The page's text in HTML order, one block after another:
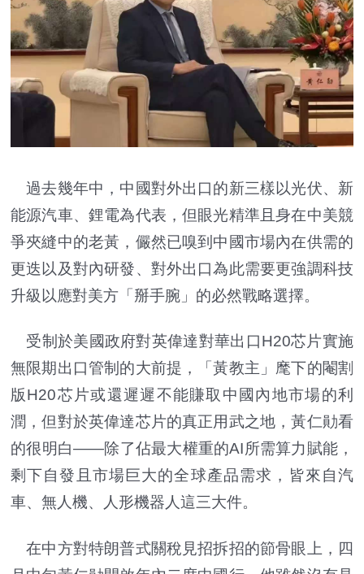
過去幾年中，中國對外出口的新三樣以光伏、新
能源汽車、鋰電為代表，但眼光精準且身在中美競
爭夾縫中的老黃，儼然已嗅到中國市場內在供需的
更迭以及對內研發、對外出口為此需要更強調科技
升級以應對美方「掰手腕」的必然戰略選擇。
受制於美國政府對英偉達對華出口H20芯片實施
無限期出口管制的大前提，「黃教主」麾下的閹割
版H20芯片或還遲遲不能賺取中國內地市場的利
潤，但對於英偉達芯片的真正用武之地，黃仁勛看
的很明白——除了佔最大權重的AI所需算力賦能，
剩下自發且市場巨大的全球產品需求，皆來自汽
車、無人機、人形機器人這三大件。
在中方對特朗普式關稅見招拆招的節骨眼上，四